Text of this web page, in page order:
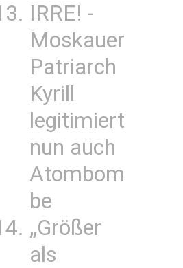
IRRE! -
Moskauer
Patriarch
Kyrill
legitimiert
nun auch
Atombom
be
„Größer
als